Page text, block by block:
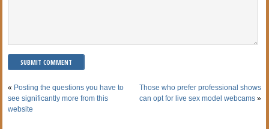
« Posting the questions you have to
see significantly more from this
website
Those who prefer professional shows
can opt for live sex model webcams»